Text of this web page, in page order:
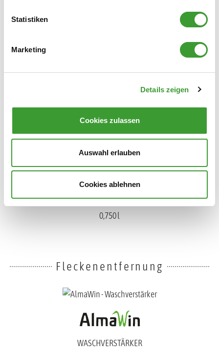
Statistiken
Marketing
Details zeigen
Cookies zulassen
Auswahl erlauben
Cookies ablehnen
BIO WÄSCHEDUFT LINDENBLÜTE
0,750 l
Fleckenentfernung
WASCHVERSTÄRKER